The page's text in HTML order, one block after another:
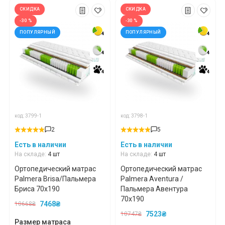
4
4
4
СКИДКА
-30 %
ПОПУЛЯРНЫЙ
код: 3799-1
2
Есть в наличии
На складе: 4 шт
4
4
4
Ортопедический матрас
Palmera Brisa/Пальмера
Бриса 70x190
10668₴ 7468₴
Размер матраса
4
4
4
СКИДКА
-30 %
ПОПУЛЯРНЫЙ
код: 3798-1
5
Есть в наличии
На складе: 4 шт
4
4
4
Ортопедический матрас
Palmera Aventura /
Пальмера Авентура
70x190
10747₴ 7523₴